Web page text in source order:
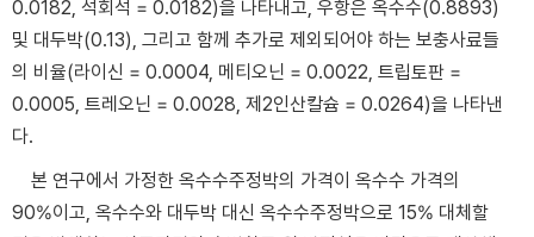
0.0182, 석회석 = 0.0182)을 나타내고, 우항은 옥수수(0.8893)
및 대두박(0.13), 그리고 함께 추가로 제외되어야 하는 보충사료들
의 비율(라이신 = 0.0004, 메티오닌 = 0.0022, 트립토판 =
0.0005, 트레오닌 = 0.0028, 제2인산칼슘 = 0.0264)을 나타낸
다.
본 연구에서 가정한 옥수수주정박의 가격이 옥수수 가격의
90%이고, 옥수수와 대두박 대신 옥수수주정박으로 15% 대체할